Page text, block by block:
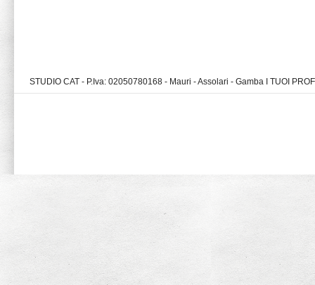
STUDIO CAT - P.Iva: 02050780168 - Mauri - Assolari - Gamba I TUOI